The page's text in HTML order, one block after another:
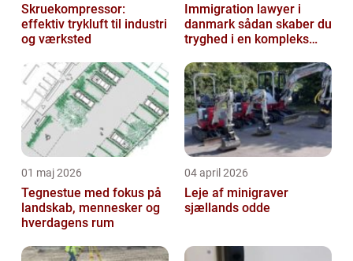
Skruekompressor:
effektiv trykluft til industri
og værksted
Immigration lawyer i
danmark sådan skaber du
tryghed i en kompleks
01 maj 2026
Tegnestue med fokus på
landskab, mennesker og
hverdagens rum
04 april 2026
Leje af minigraver
sjællands odde